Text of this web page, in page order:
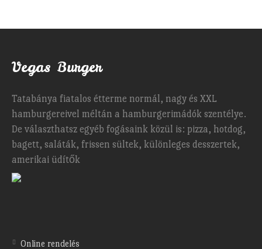
Vegas Burger
Tatabánya fiatalos étterme normál, nagy és XXL
hamburgereivel méltán a hamburgerimádók szentélye.
De választhatsz egyéb fogásaink közül is: pizza, hotdog,
bagett, saláták, frissen sültek, különleges desszertek,
amerikai üdítők
Online rendelés